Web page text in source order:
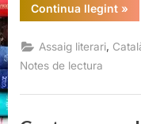
Continua llegint“Ex-
libris
d’una
»
Assaig literari
Notes de lectura